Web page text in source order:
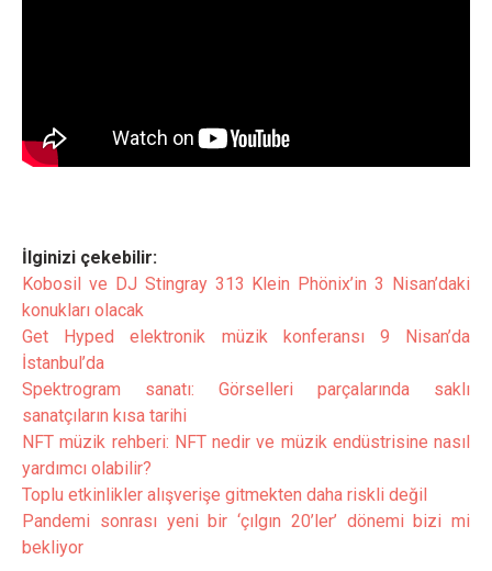
İlginizi çekebilir:
Kobosil ve DJ Stingray 313 Klein Phönix’in 3 Nisan’daki
konukları olacak
Get Hyped elektronik müzik konferansı 9 Nisan’da
İstanbul’da
Spektrogram sanatı: Görselleri parçalarında saklı
sanatçıların kısa tarihi
NFT müzik rehberi: NFT nedir ve müzik endüstrisine nasıl
yardımcı olabilir?
Toplu etkinlikler alışverişe gitmekten daha riskli değil
Pandemi sonrası yeni bir ‘çılgın 20’ler’ dönemi bizi mi
bekliyor